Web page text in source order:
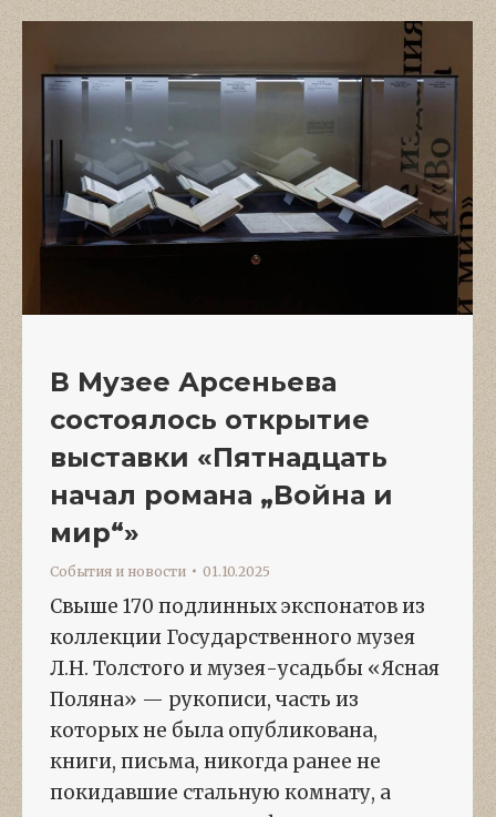
В Музее Арсеньева
состоялось открытие
выставки «Пятнадцать
начал романа „Война и
мир“»
События и новости 01.10.2025
Свыше 170 подлинных экспонатов из
коллекции Государственного музея
Л.Н. Толстого и музея-усадьбы «Ясная
Поляна» — рукописи, часть из
которых не была опубликована,
книги, письма, никогда ранее не
покидавшие стальную комнату, а